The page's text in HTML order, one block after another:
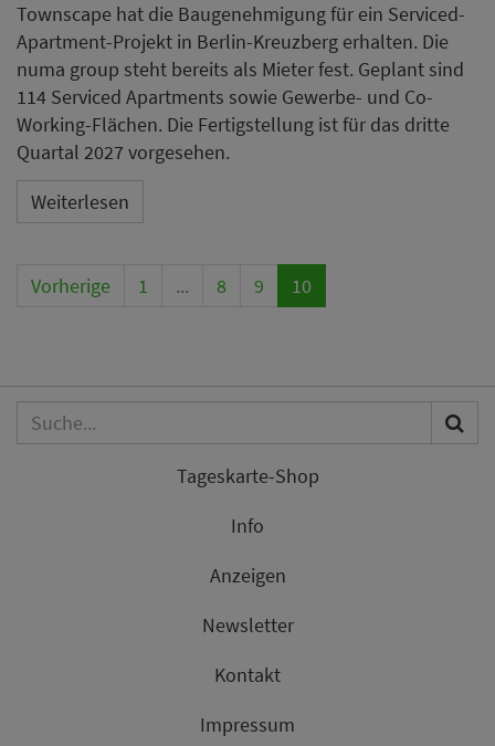
Townscape hat die Baugenehmigung für ein Serviced-
Apartment-Projekt in Berlin-Kreuzberg erhalten. Die
numa group steht bereits als Mieter fest. Geplant sind
114 Serviced Apartments sowie Gewerbe- und Co-
Working-Flächen. Die Fertigstellung ist für das dritte
Quartal 2027 vorgesehen.
Weiterlesen
Vorherige 1 ... 8 9 10
Tageskarte-Shop
Info
Anzeigen
Newsletter
Kontakt
Impressum